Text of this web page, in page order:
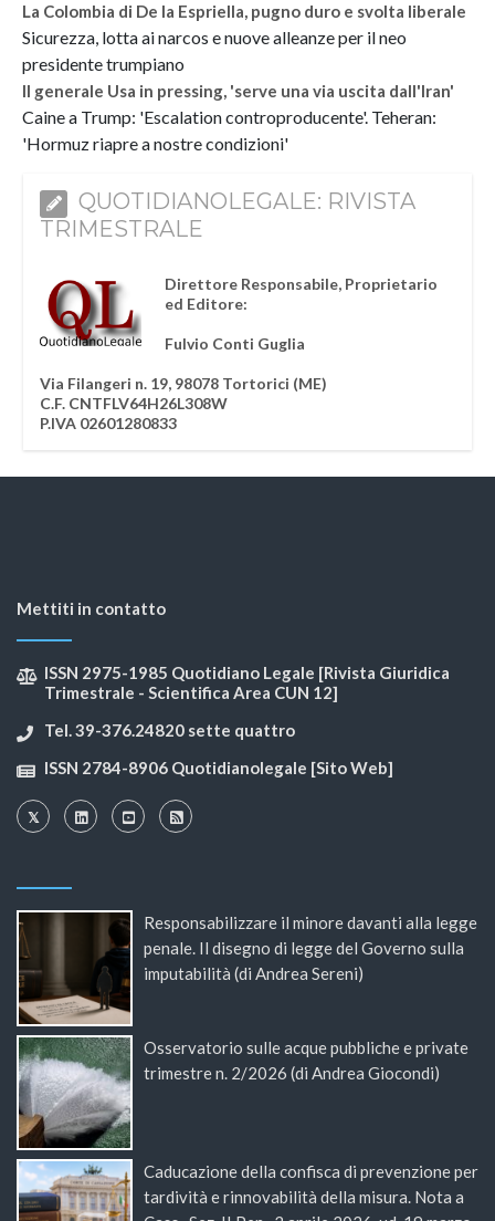
La Colombia di De la Espriella, pugno duro e svolta liberale
Sicurezza, lotta ai narcos e nuove alleanze per il neo
presidente trumpiano
Il generale Usa in pressing, 'serve una via uscita dall'Iran'
Caine a Trump: 'Escalation controproducente'. Teheran:
'Hormuz riapre a nostre condizioni'
QUOTIDIANOLEGALE: RIVISTA
TRIMESTRALE
Direttore Responsabile, Proprietario
ed Editore:
Fulvio Conti Guglia
Via Filangeri n. 19, 98078 Tortorici (ME)
C.F. CNTFLV64H26L308W
P.IVA 02601280833
Mettiti in contatto
ISSN 2975-1985 Quotidiano Legale [Rivista Giuridica
Trimestrale - Scientifica Area CUN 12]
Tel. 39-376.24820 sette quattro
ISSN 2784-8906 Quotidianolegale [Sito Web]
Responsabilizzare il minore davanti alla legge
penale. Il disegno di legge del Governo sulla
imputabilità (di Andrea Sereni)
Osservatorio sulle acque pubbliche e private
trimestre n. 2/2026 (di Andrea Giocondi)
Caducazione della confisca di prevenzione per
tardività e rinnovabilità della misura. Nota a